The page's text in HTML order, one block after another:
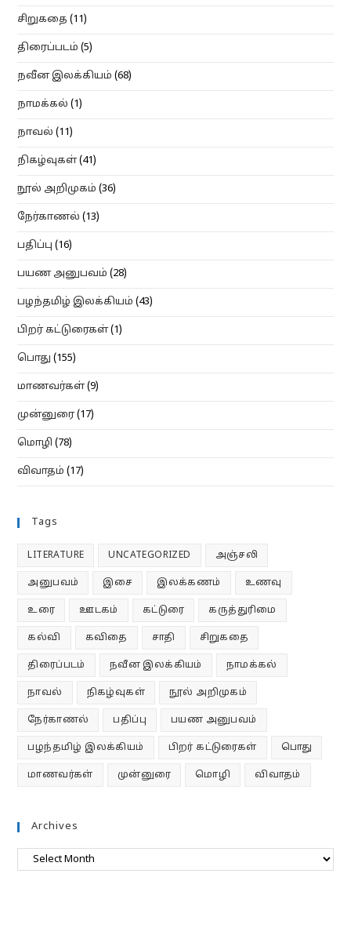
சிறுகதை (11)
திரைப்படம் (5)
நவீன இலக்கியம் (68)
நாமக்கல் (1)
நாவல் (11)
நிகழ்வுகள்(41)
நூல் அறிமுகம் (36)
நேர்காணல் (13)
பதிப்பு (16)
பயண அனுபவம் (28)
பழந்தமிழ் இலக்கியம் (43)
பிறர் கட்டுரைகள்(1)
பொது (155)
மாணவர்கள்(9)
முன்னுரை(17)
மொழி (78)
விவாதம் (17)
Tags
LITERATURE UNCATEGORIZED அஞ்சலி
அனுபவம் இசை இலக்கணம் உணவு
உரை ஊடகம் கட்டுரை கருத்துரிமை
கல்வி கவிதை சாதி சிறுகதை
திரைப்படம் நவீன இலக்கியம் நாமக்கல்
நாவல் நிகழ்வுகள் நூல் அறிமுகம்
நேர்காணல் பதிப்பு பயண அனுபவம்
பழந்தமிழ் இலக்கியம் பிறர் கட்டுரைகள் பொது
மாணவர்கள் முன்னுரை மொழி விவாதம்
Archives
Archives